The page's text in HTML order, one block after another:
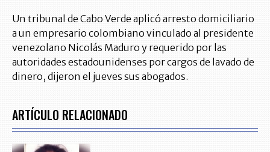
Un tribunal de Cabo Verde aplicó arresto domiciliario
a un empresario colombiano vinculado al presidente
venezolano Nicolás Maduro y requerido por las
autoridades estadounidenses por cargos de lavado de
dinero, dijeron el jueves sus abogados.
ARTÍCULO RELACIONADO